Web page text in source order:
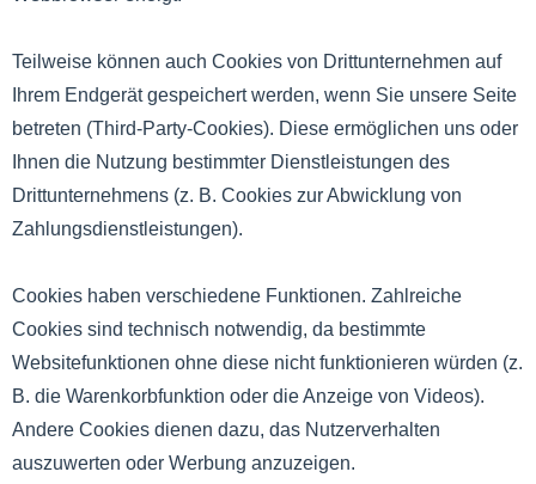
Teilweise können auch Cookies von Drittunternehmen auf
Ihrem Endgerät gespeichert werden, wenn Sie unsere Seite
betreten (Third-Party-Cookies). Diese ermöglichen uns oder
Ihnen die Nutzung bestimmter Dienstleistungen des
Drittunternehmens (z. B. Cookies zur Abwicklung von
Zahlungsdienstleistungen).
Cookies haben verschiedene Funktionen. Zahlreiche
Cookies sind technisch notwendig, da bestimmte
Websitefunktionen ohne diese nicht funktionieren würden (z.
B. die Warenkorbfunktion oder die Anzeige von Videos).
Andere Cookies dienen dazu, das Nutzerverhalten
auszuwerten oder Werbung anzuzeigen.